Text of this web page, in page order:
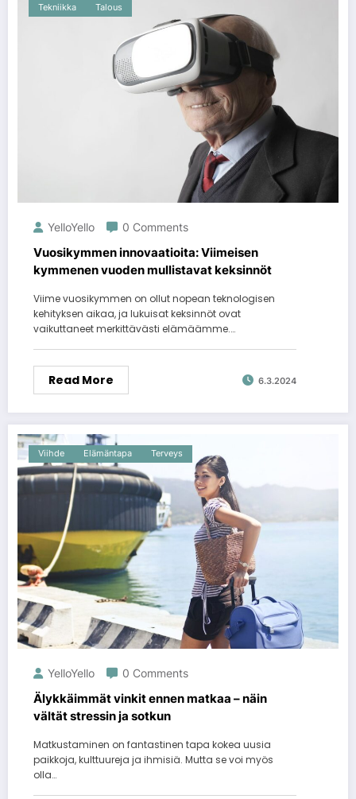
Tekniikka Talous
YelloYello 0 Comments
Vuosikymmen innovaatioita: Viimeisen
kymmenen vuoden mullistavat keksinnöt
Viime vuosikymmen on ollut nopean teknologisen
kehityksen aikaa, ja lukuisat keksinnöt ovat
vaikuttaneet merkittävästi elämäämme.…
Read More 6.3.2024
Viihde Elämäntapa Terveys
YelloYello 0 Comments
Älykkäimmät vinkit ennen matkaa – näin
vältät stressin ja sotkun
Matkustaminen on fantastinen tapa kokea uusia
paikkoja, kulttuureja ja ihmisiä. Mutta se voi myös
olla…